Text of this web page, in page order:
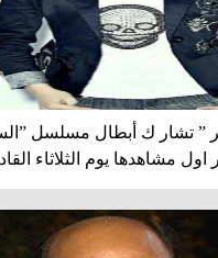
” تشار ك أبطال مسلسل
اول مشاهدها يوم الثلاثاء